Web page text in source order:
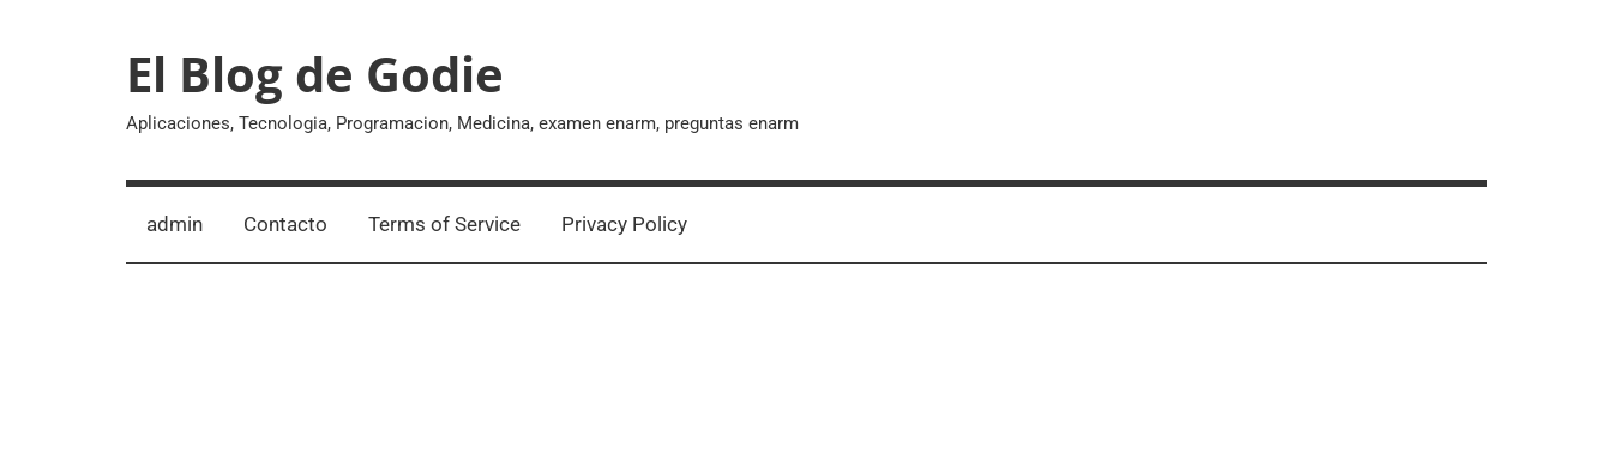
El Blog de Godie
Aplicaciones, Tecnologia, Programacion, Medicina, examen enarm, preguntas enarm
admin Contacto Terms of Service Privacy Policy